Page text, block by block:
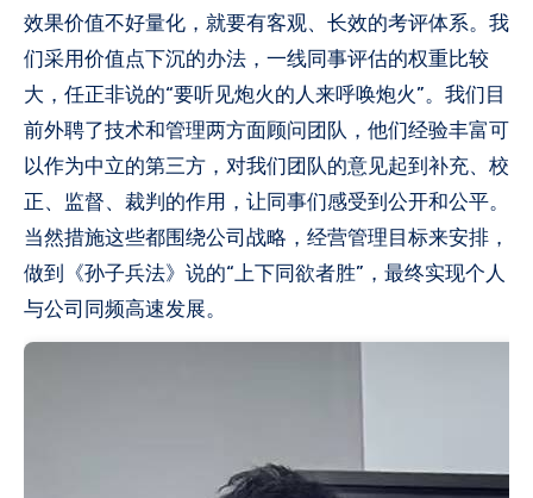
效果价值不好量化，就要有客观、长效的考评体系。我
们采用价值点下沉的办法，一线同事评估的权重比较
大，任正非说的“要听见炮火的人来呼唤炮火”。我们目
前外聘了技术和管理两方面顾问团队，他们经验丰富可
以作为中立的第三方，对我们团队的意见起到补充、校
正、监督、裁判的作用，让同事们感受到公开和公平。
当然措施这些都围绕公司战略，经营管理目标来安排，
做到《孙子兵法》说的“上下同欲者胜”，最终实现个人
与公司同频高速发展。